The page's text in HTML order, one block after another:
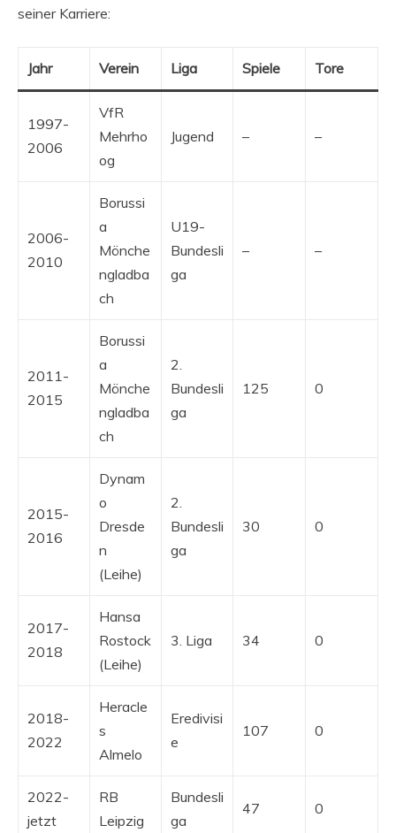
seiner Karriere:
Jahr Verein Liga Spiele Tore
1997-
2006
VfR
Mehrho
og
Jugend – –
2006-
2010
Borussi
a
Mönche
ngladba
ch
U19-
Bundesli
ga
– –
2011-
2015
Borussi
a
Mönche
ngladba
ch
2.
Bundesli
ga
125 0
2015-
2016
Dynam
o
Dresde
n
(Leihe)
2.
Bundesli
ga
30 0
2017-
2018
Hansa
Rostock
(Leihe)
3. Liga 34 0
2018-
2022
Heracle
s
Almelo
Eredivisi
e
107 0
2022-
jetzt
RB
Leipzig
Bundesli
ga
47 0